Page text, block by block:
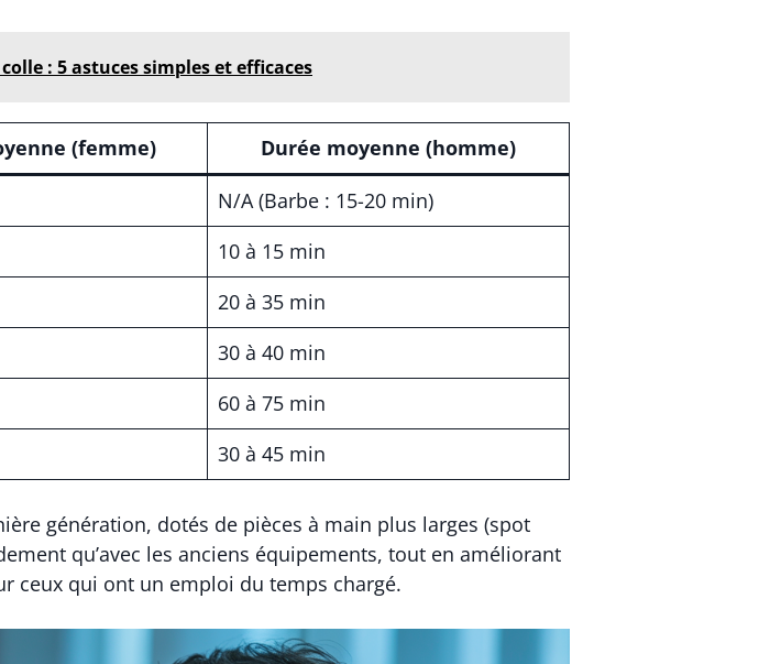
: 5 astuces simples et efficaces
(femme)
Durée moyenne (homme)
N/A (Barbe : 15-20 min)
10 à 15 min
20 à 35 min
30 à 40 min
60 à 75 min
30 à 45 min
génération, dotés de pièces à main plus larges (spot
qu’avec les anciens équipements, tout en améliorant
ceux qui ont un emploi du temps chargé.